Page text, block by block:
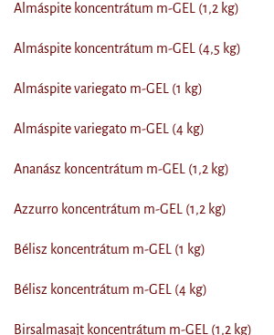
Almáspite koncentrátum m-GEL (1,2 kg)
Almáspite koncentrátum m-GEL (4,5 kg)
Almáspite variegato m-GEL (1 kg)
Almáspite variegato m-GEL (4 kg)
Ananász koncentrátum m-GEL (1,2 kg)
Azzurro koncentrátum m-GEL (1,2 kg)
Bélisz koncentrátum m-GEL (1 kg)
Bélisz koncentrátum m-GEL (4 kg)
Birsalmasajt koncentrátum m-GEL (1,2 kg)